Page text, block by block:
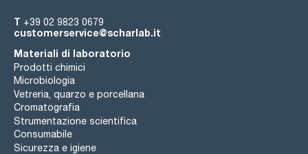
T +39 02 9823 0679
customerservice@scharlab.it
Materiali di laboratorio
Prodotti chimici
Microbiologia
Vetreria, quarzo e porcellana
Cromatografia
Strumentazione scientifica
Consumabile
Sicurezza e igiene